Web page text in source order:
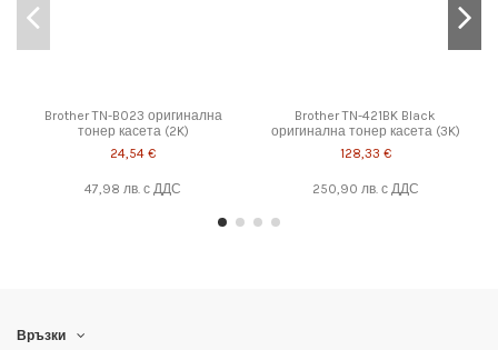
Brother TN-B023 оригинална
тонер касета (2K)
24,54 €
47,98 лв. с ДДС
Brother TN-421BK Black
оригинална тонер касета (3K)
128,33 €
250,90 лв.с ДДС
Връзки